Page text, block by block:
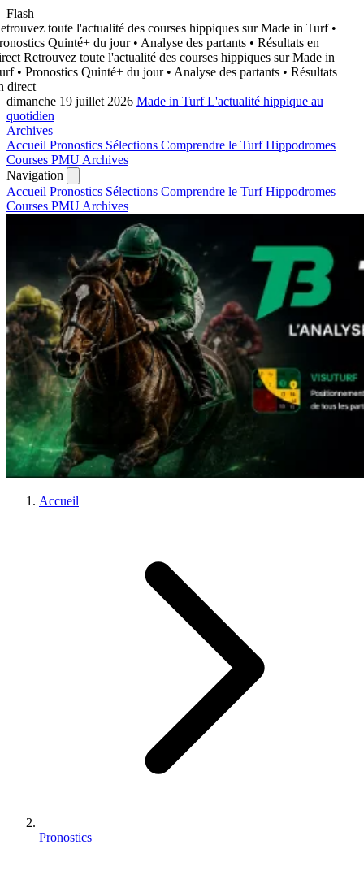
Flash
toute l'actualité des courses hippiques sur Made in Turf •
Quinté+ du jour • Analyse des partants • Résultats en
Retrouvez toute l'actualité des courses hippiques sur Made in
• Pronostics Quinté+ du jour • Analyse des partants • Résultats
direct
dimanche 19 juillet 2026 Made in TurfL'actualité hippique au
quotidien
Archives
Accueil Pronostics Sélections Comprendre le TurfHippodromes
Courses PMU Archives
Navigation
Accueil Pronostics Sélections Comprendre le TurfHippodromes
Courses PMU Archives
Accueil
Pronostics